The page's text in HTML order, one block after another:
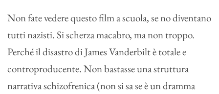
Non fate vedere questo film a scuola, se no diventano
tutti nazisti. Si scherza macabro, ma non troppo.
Perché il disastro di James Vanderbilt è totale e
controproducente. Non bastasse una struttura
narrativa schizofrenica (non si sa se è un dramma